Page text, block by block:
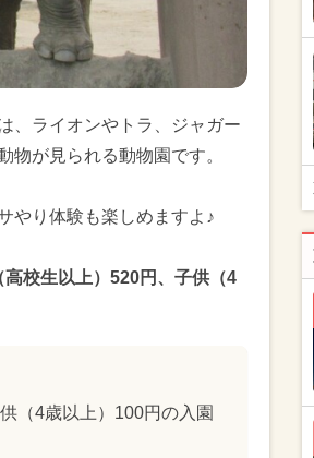
、ライオンやトラ、ジャガー
物が見られる動物園です。
やり体験も楽しめますよ♪
校生以上）520円、子供（4
（4歳以上）100円の入園